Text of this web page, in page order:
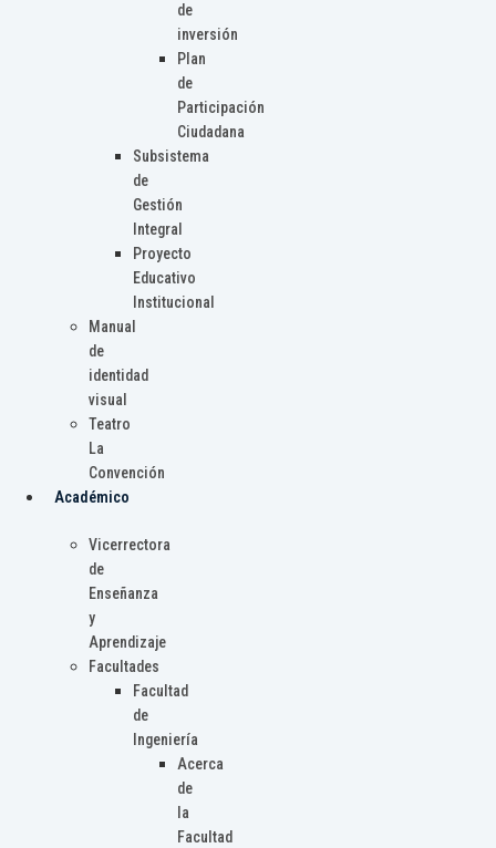
de
inversión
Plan
de
Participación
Ciudadana
Subsistema
de
Gestión
Integral
Proyecto
Educativo
Institucional
Manual
de
identidad
visual
Teatro
La
Convención
Académico
Vicerrectora
de
Enseñanza
y
Aprendizaje
Facultades
Facultad
de
Ingeniería
Acerca
de
la
Facultad